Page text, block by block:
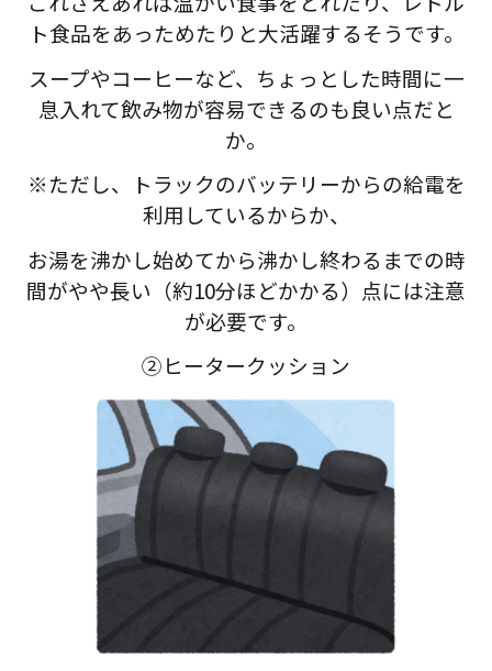
ト食品をあっためたりと大活躍するそうです。
スープやコーヒーなど、ちょっとした時間に一
息入れて飲み物が容易できるのも良い点だと
か。
※ただし、トラックのバッテリーからの給電を
利用しているからか、
お湯を沸かし始めてから沸かし終わるまでの時
間がやや長い（約10分ほどかかる）点には注意
が必要です。
②ヒータークッション